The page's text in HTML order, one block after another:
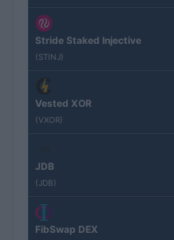
Stride Staked Injective
(STINJ)
Vested XOR
(VXOR)
JDB
(JDB)
FibSwap DEX